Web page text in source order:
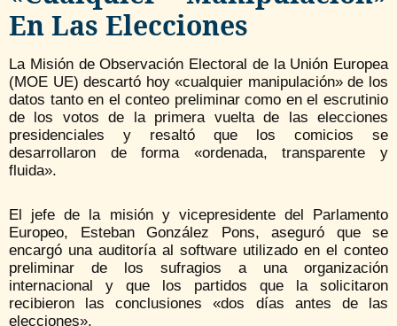
En Las Elecciones
La Misión de Observación Electoral de la Unión Europea
(MOE UE) descartó hoy «cualquier manipulación» de los
datos tanto en el conteo preliminar como en el escrutinio
de los votos de la primera vuelta de las elecciones
presidenciales y resaltó que los comicios se
desarrollaron de forma «ordenada, transparente y
fluida».
El jefe de la misión y vicepresidente del Parlamento
Europeo, Esteban González Pons, aseguró que se
encargó una auditoría al software utilizado en el conteo
preliminar de los sufragios a una organización
internacional y que los partidos que la solicitaron
recibieron las conclusiones «dos días antes de las
elecciones».